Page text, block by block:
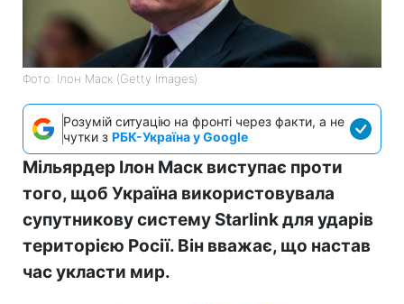
Фото: Ілон Маск (Getty Images)
Розумій ситуацію на фронті через факти, а не
чутки з РБК-Україна у Google
Мільярдер Ілон Маск виступає проти
того, щоб Україна використовувала
супутникову систему Starlink для ударів
територією Росії. Він вважає, що настав
час укласти мир.